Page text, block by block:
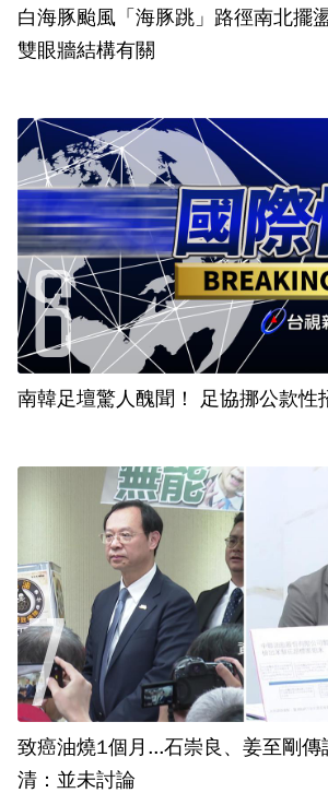
白海豚颱風「海豚跳」路徑南北
雙眼牆結構有關
南韓足壇驚人醜聞！ 足協挪公款性
致癌油燒1個月...石崇良、姜至剛傳請辭？
清：並未討論